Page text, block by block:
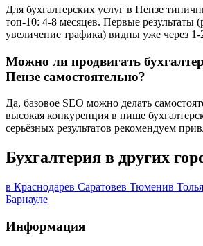
Для бухгалтерских услуг в Пензе
топ-10: 4-8 месяцев. Первые результаты
увеличение трафика) видны уже через 1-
Можно ли продвигать
Пензе самостоятельно?
Да, базовое SEO можно делать
высокая конкуренция в нише
серьёзных результатов рекомендуем
Бухгалтерия в других
в Краснодарев Саратовев Тюменив
Барнауле
Информация